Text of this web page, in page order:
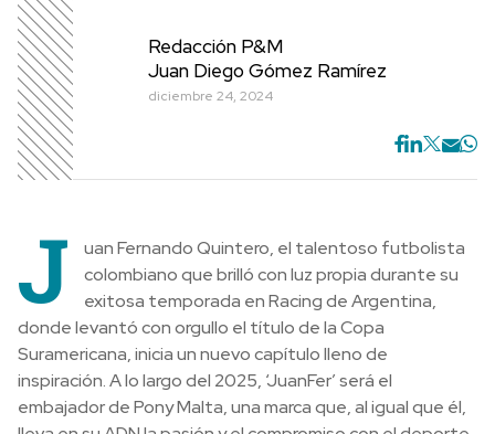
Redacción P&M
Juan Diego Gómez Ramírez
diciembre 24, 2024
J
uan Fernando Quintero, el talentoso futbolista
colombiano que brilló con luz propia durante su
exitosa temporada en Racing de Argentina,
donde levantó con orgullo el título de la Copa
Suramericana, inicia un nuevo capítulo lleno de
inspiración. A lo largo del 2025, ‘JuanFer’ será el
embajador de Pony Malta, una marca que, al igual que él,